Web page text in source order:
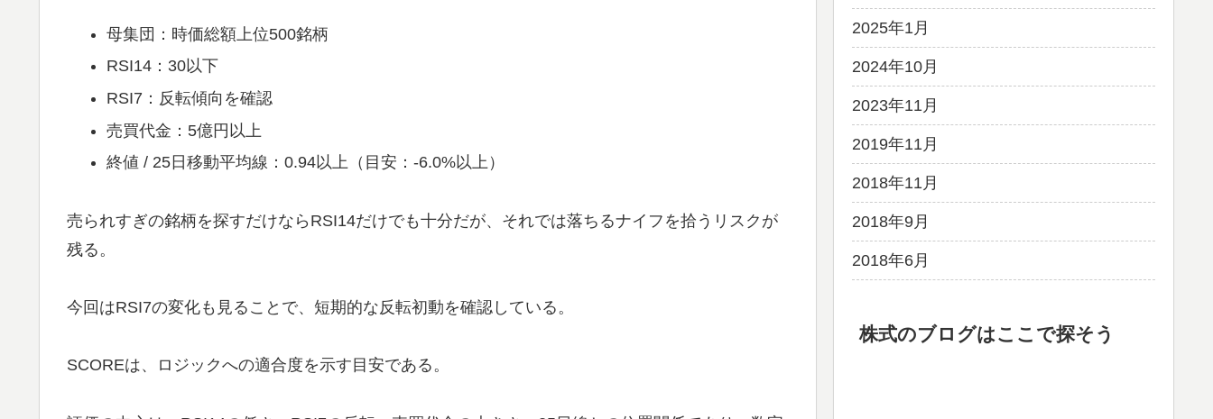
母集団：時価総額上位500銘柄
RSI14：30以下
RSI7：反転傾向を確認
売買代金：5億円以上
終値 / 25日移動平均線：0.94以上（目安：-6.0%以上）
売られすぎの銘柄を探すだけならRSI14だけでも十分だが、それでは落ちるナイフを拾うリスクが
残る。
今回はRSI7の変化も見ることで、短期的な反転初動を確認している。
SCOREは、ロジックへの適合度を示す目安である。
2025年1月
2024年10月
2023年11月
2019年11月
2018年11月
2018年9月
2018年6月
株式のブログはここで探そう